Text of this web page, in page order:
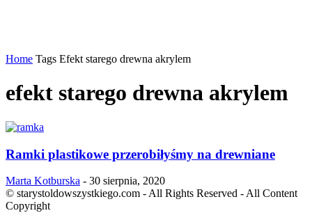
Home Tags Efekt starego drewna akrylem
efekt starego drewna akrylem
Ramki plastikowe przerobiłyśmy na drewniane
Marta Kotburska - 30 sierpnia, 2020
© starystoldowszystkiego.com - All Rights Reserved - All Content
Copyright